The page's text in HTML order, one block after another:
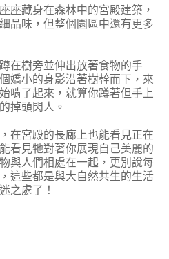
座藏身在森林中的宮殿建築，
品味，但整個園區中還有更多
在樹旁並伸出放著食物的手
嬌小的身影沿著樹幹而下，來
啃了起來，就算你蹲著但手上
掉頭閃人。
在宮殿的長廊上也能看見正在
看見牠對著你展現自己美麗的
與人們相處在一起，更別說每
這些都是與大自然共生的生活
之處了！